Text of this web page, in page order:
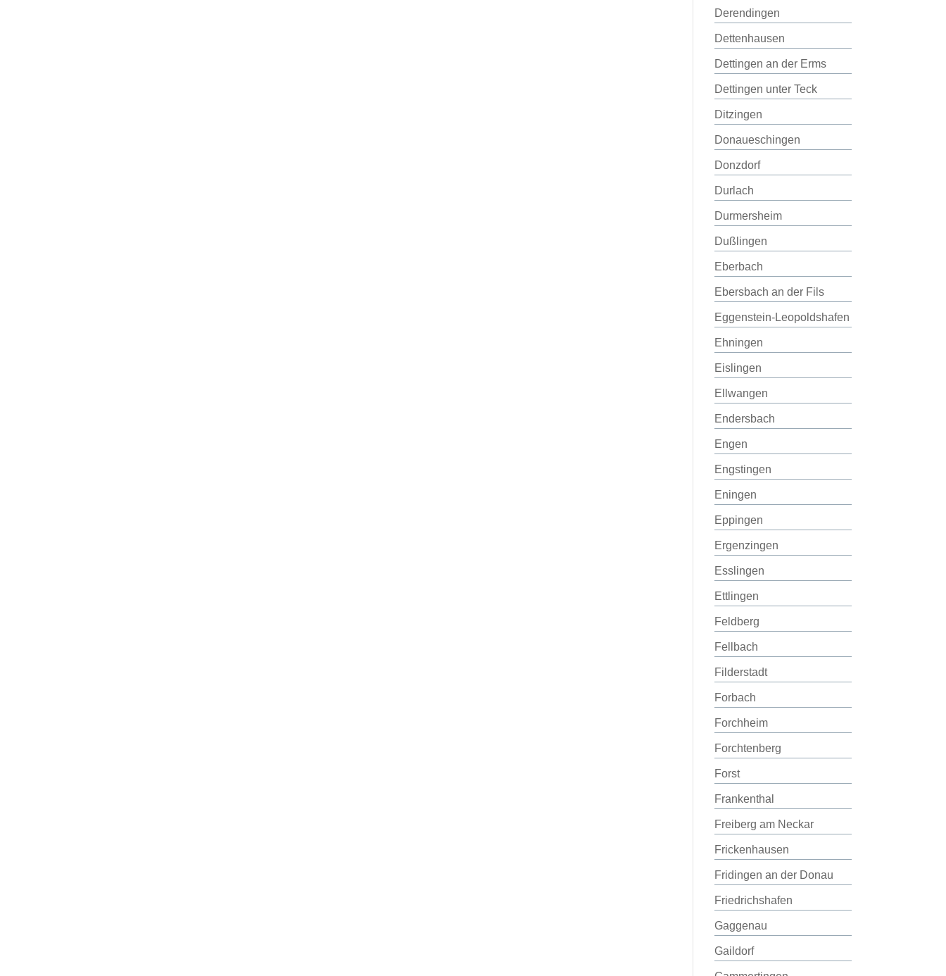
Derendingen
Dettenhausen
Dettingen an der Erms
Dettingen unter Teck
Ditzingen
Donaueschingen
Donzdorf
Durlach
Durmersheim
Dußlingen
Eberbach
Ebersbach an der Fils
Eggenstein-Leopoldshafen
Ehningen
Eislingen
Ellwangen
Endersbach
Engen
Engstingen
Eningen
Eppingen
Ergenzingen
Esslingen
Ettlingen
Feldberg
Fellbach
Filderstadt
Forbach
Forchheim
Forchtenberg
Forst
Frankenthal
Freiberg am Neckar
Frickenhausen
Fridingen an der Donau
Friedrichshafen
Gaggenau
Gaildorf